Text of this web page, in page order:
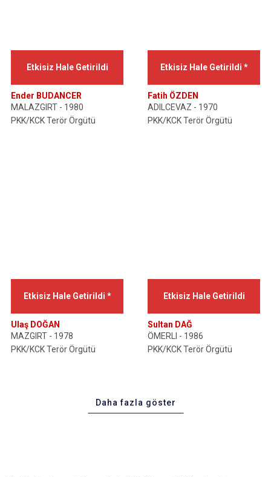
Etkisiz Hale Getirildi
Ender BUDANCER
MALAZGIRT - 1980
PKK/KCK Terör Örgütü
Etkisiz Hale Getirildi *
Fatih ÖZDEN
ADILCEVAZ - 1970
PKK/KCK Terör Örgütü
Etkisiz Hale Getirildi *
Ulaş DOĞAN
MAZGIRT - 1978
PKK/KCK Terör Örgütü
Etkisiz Hale Getirildi
Sultan DAĞ
ÖMERLI - 1986
PKK/KCK Terör Örgütü
Daha fazla göster